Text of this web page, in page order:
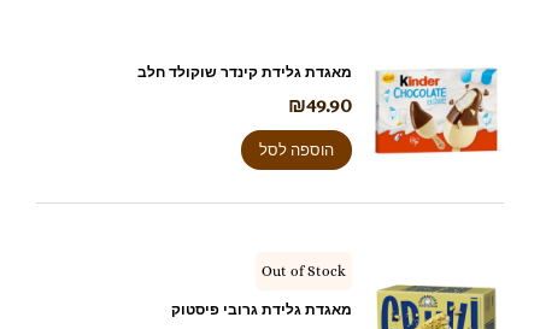
מאגדת גלידת קינדר שוקולד חלב
₪49.90
הוספה לסל
Out of Stock
מאגדת גלידת גרובי פיסטוק